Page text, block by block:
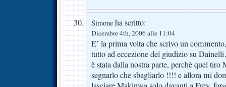
Simone ha scritto:
Dicembre 4th, 2006 alle 11:04
E’ la prima volta che scrivo un
tutto ad eccezione del giudizio su
è stata dalla nostra parte, perchè quel
segnarlo che sbagliarlo !!!! e allora mi